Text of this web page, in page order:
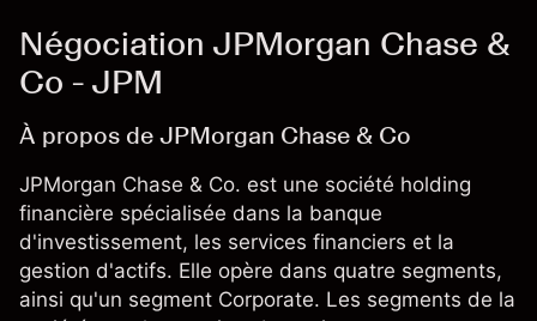
Négociation JPMorgan Chase &
Co - JPM
À propos de JPMorgan Chase & Co
JPMorgan Chase & Co. est une société holding
financière spécialisée dans la banque
d'investissement, les services financiers et la
gestion d'actifs. Elle opère dans quatre segments,
ainsi qu'un segment Corporate. Les segments de la